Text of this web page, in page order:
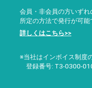
会員・非会員の方いずれ
所定の方法で発行が可能
詳しくはこちら>>
※当社はインボイス制度
登録番号: T3-0300-